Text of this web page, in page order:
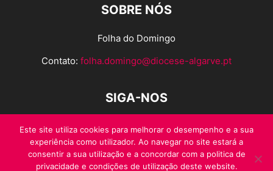
SOBRE NÓS
Folha do Domingo
Contato: folha.domingo@diocese-algarve.pt
SIGA-NOS
Este site utiliza cookies para melhorar o desempenho e a sua
experiência como utilizador. Ao navegar no site estará a
consentir a sua utilização e a concordar com a politica de
privacidade e condições de utilização deste website.